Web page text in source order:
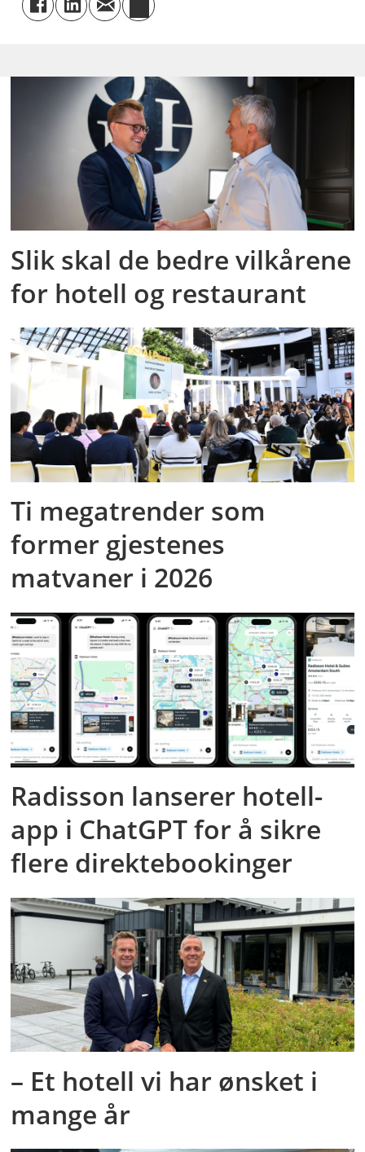
Slik skal de bedre vilkårene
for hotell og restaurant
Ti megatrender som
former gjestenes
matvaner i 2026
Radisson lanserer hotell-
app i ChatGPT for å sikre
flere direktebookinger
– Et hotell vi har ønsket i
mange år